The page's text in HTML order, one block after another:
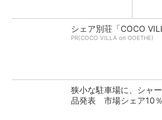
シェア別荘「COCO
PR(COCO VILLA on GOETHE)
狭小な駐車場に、シャ
品発表 市場シェア10